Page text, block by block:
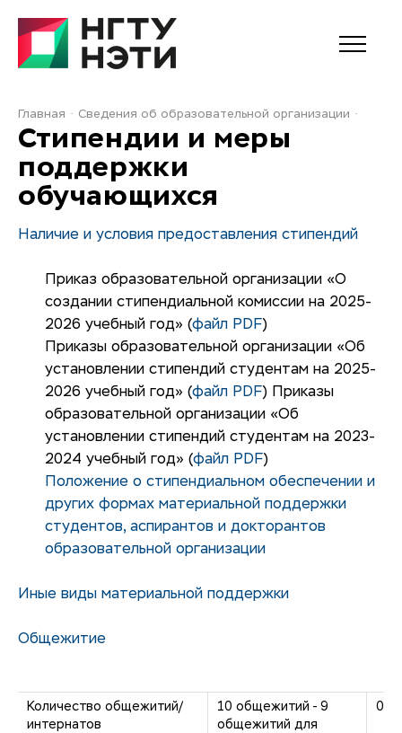
Главная Сведения об образовательной организации
Стипендии и меры
поддержки
обучающихся
Наличие и условия предоставления стипендий
Приказ образовательной организации «О
создании стипендиальной комиссии на 2025-
2026 учебный год» (файл PDF)
Приказы образовательной организации «Об
установлении стипендий студентам на 2025-
2026 учебный год» (файл PDF) Приказы
образовательной организации «Об
установлении стипендий студентам на 2023-
2024 учебный год» (файл PDF)
Положение о стипендиальном обеспечении и
других формах материальной поддержки
студентов, аспирантов и докторантов
образовательной организации
Иные виды материальной поддержки
Общежитие
Количество общежитий/
интернатов
10 общежитий - 9
общежитий для
0